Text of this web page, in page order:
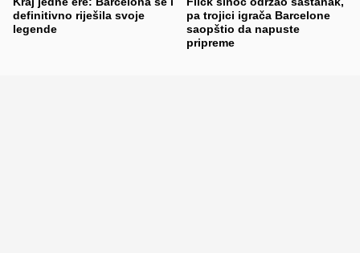
definitivno riješila svoje
legende
pa trojici igrača Barcelone
saopštio da napuste
pripreme